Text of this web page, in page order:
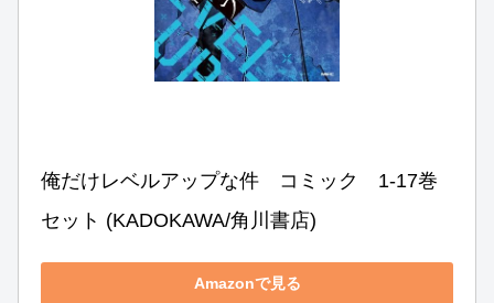
俺だけレベルアップな件　コミック　1-17巻
セット (KADOKAWA/角川書店)
Amazonで見る